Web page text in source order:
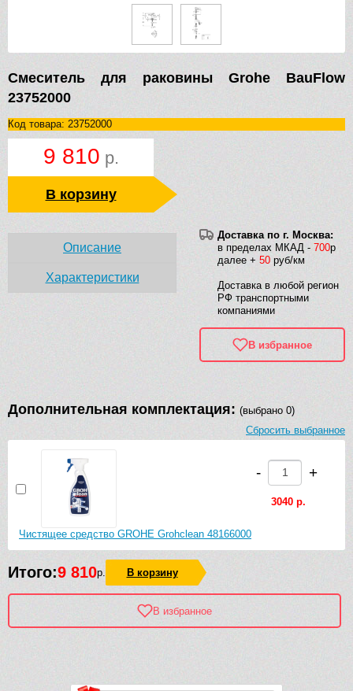
Смеситель для раковины Grohe BauFlow
23752000
Код товара: 23752000
9 810 р.
В корзину
Доставка по г. Москва:
в пределах МКАД - 700р
далее + 50 руб/км
Доставка в любой регион
РФ транспортными
компаниями
В избранное
Описание
Характеристики
Дополнительная комплектация: (выбрано 0)
Сбросить выбранное
Чистящее средство GROHE Grohclean 48166000
- +
3040 р.
Итого:9 810р. В корзину
В избранное